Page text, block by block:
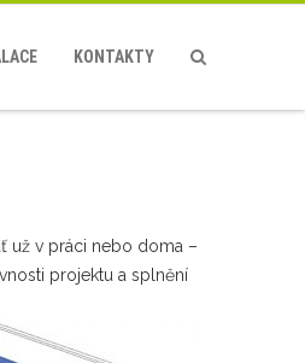
KONTAKTY
už v práci nebo doma –
projektu a splnění